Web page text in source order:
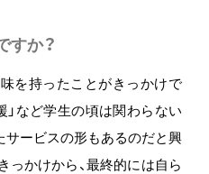
すか？
を持ったことがきっかけで
」など学生の頃は関わらない
サービスの形もあるのだと興
っかけから、最終的には自ら